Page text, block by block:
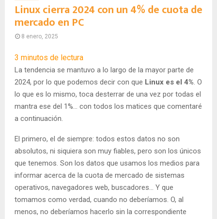
Linux cierra 2024 con un 4% de cuota de
mercado en PC
8 enero, 2025
3 minutos de lectura
La tendencia se mantuvo a lo largo de la mayor parte de
2024, por lo que podemos decir con que Linux es el 4%. O
lo que es lo mismo, toca desterrar de una vez por todas el
mantra ese del 1%… con todos los matices que comentaré
a continuación.
El primero, el de siempre: todos estos datos no son
absolutos, ni siquiera son muy fiables, pero son los únicos
que tenemos. Son los datos que usamos los medios para
informar acerca de la cuota de mercado de sistemas
operativos, navegadores web, buscadores… Y que
tomamos como verdad, cuando no deberíamos. O, al
menos, no deberíamos hacerlo sin la correspondiente